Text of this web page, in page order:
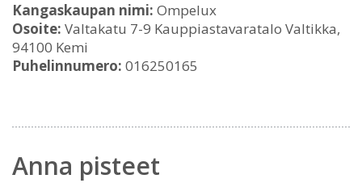
Kangaskaupan nimi: Ompelux
Osoite: Valtakatu 7-9 Kauppiastavaratalo Valtikka,
94100 Kemi
Puhelinnumero: 016250165
Anna pisteet